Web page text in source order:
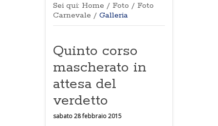
Sei qui: Home / Foto / Foto
Carnevale / Galleria
Quinto corso
mascherato in
attesa del
verdetto
sabato 28 febbraio 2015